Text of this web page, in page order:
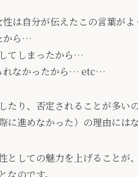
は自分が伝えたこの言葉が
から…
てしまったから…
れなかったから… etc…
たり、否定されることが多い
に進めなかった）の理由には
としての魅力を上げること
なのです。